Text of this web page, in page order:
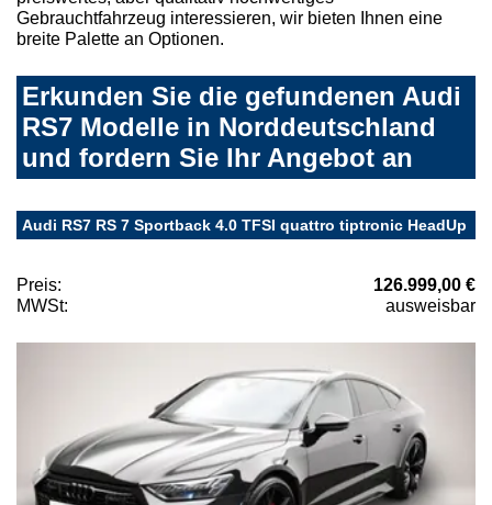
Gebrauchtfahrzeug interessieren, wir bieten Ihnen eine
breite Palette an Optionen.
Erkunden Sie die gefundenen Audi
RS7 Modelle in Norddeutschland
und fordern Sie Ihr Angebot an
Audi RS7 RS 7 Sportback 4.0 TFSI quattro tiptronic HeadUp
Preis:
126.999,00 €
MWSt:
ausweisbar